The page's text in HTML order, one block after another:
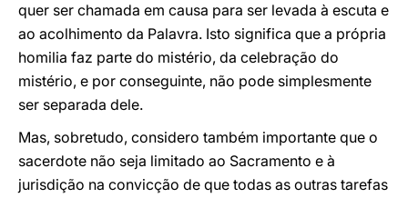
quer ser chamada em causa para ser levada à escuta e
ao acolhimento da Palavra. Isto significa que a própria
homilia faz parte do mistério, da celebração do
mistério, e por conseguinte, não pode simplesmente
ser separada dele.
Mas, sobretudo, considero também importante que o
sacerdote não seja limitado ao Sacramento e à
jurisdição na convicção de que todas as outras tarefas